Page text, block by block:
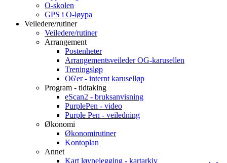
O-skolen
GPS i O-løypa
Veiledere/rutiner
Veiledere/rutiner
Arrangement
Postenheter
Arrangementsveileder OG-karusellen
Treningsløp
O6'er - internt karuselløp
Program - tidtaking
eScan2 - bruksanvisning
PurplePen - video
Purple Pen - veiledning
Økonomi
Økonomirutiner
Kontoplan
Annet
Kart løypelegging - kartarkiv